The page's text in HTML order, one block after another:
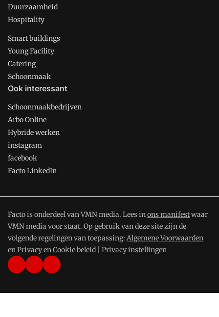
Duurzaamheid
Hospitality
Smart buildings
Young Facility
Catering
Schoonmaak
Ook interessant
Schoonmaakbedrijven
Arbo Online
Hybride werken
instagram
facebook
Facto LinkedIn
Facto is onderdeel van VMN media. Lees inons manifestwaar
VMN media voor staat. Op gebruik van deze site zijn de
volgende regelingen van toepassing: Algemene Voorwaarden
enPrivacy en Cookie beleid Privacy instellingen